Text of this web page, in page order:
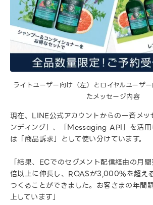
ライトユーザー向け（左）とロイヤルユーザ
たメッセージ内容
現在、LINE公式アカウントからの一斉メッ
ンディング」、「Messaging API」を活用
は「商品訴求」として使い分けています。
「結果、ECでのセグメント配信経由の月
倍以上に伸長し、ROASが3,000%を超え
つくることができました。お客さまの年間
上しています」